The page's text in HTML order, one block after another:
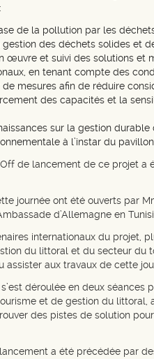
de la pollution par les
gestion des déchets solides et
œuvre et suivi des solutions et
en tenant compte des
de mesures afin de réduire
des capacités et la
sur la gestion
à l’instar du
de lancement de ce projet a
journée ont été ouverts par
d’Allemagne en
internationaux du projet,
du littoral et du secteur du
assister aux travaux de cette
déroulée en deux
et de gestion du littoral,
des pistes de solution
a été précédée par